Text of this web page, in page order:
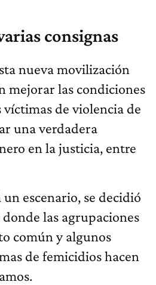
consignas
nueva movilización
mejorar las condiciones
víctimas de violencia de
una verdadera
en la justicia, entre
escenario, se decidió
las agrupaciones
común y algunos
de femicidios hacen